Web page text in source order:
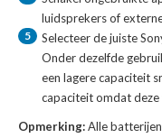
luidsprekers of
5 Selecteer de juiste
Onder dezelfde
een lagere capaciteit
capaciteit omdat
Opmerking:Alle